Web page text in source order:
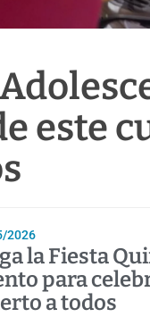
este
2026
la Fiesta
para
a todos